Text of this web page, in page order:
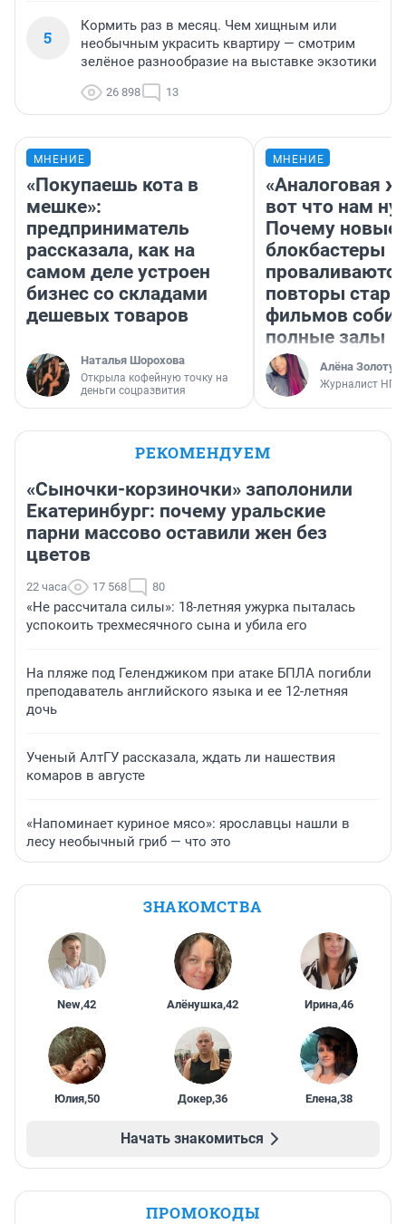
5
Кормить раз в месяц. Чем хищным или
необычным украсить квартиру — смотрим
зелёное разнообразие на выставке экзотики
26 898 13
МНЕНИЕ
«Покупаешь кота в
мешке»:
предприниматель
рассказала, как на
самом деле устроен
бизнес со складами
дешевых товаров
Наталья Шорохова
Открыла кофейную точку на
деньги соцразвития
МНЕНИЕ
«Аналоговая
вот что нам
Почему новые
блокбастеры
повторы
фильмов
полные залы
Алёна
Журналист НГС
РЕКОМЕНДУЕМ
«Сыночки-корзиночки» заполонили
Екатеринбург: почему уральские
парни массово оставили жен без
цветов
22 часа 17 568 80
«Не рассчитала силы»: 18-летняя ужурка пыталась
успокоить трехмесячного сына и убила его
На пляже под Геленджиком при атаке БПЛА погибли
преподаватель английского языка и ее 12-летняя
дочь
Ученый АлтГУ рассказала, ждать ли нашествия
комаров в августе
«Напоминает куриное мясо»: ярославцы нашли в
лесу необычный гриб — что это
ЗНАКОМСТВА
New,42 Алёнушка,42 Ирина,46
Юлия,50 Докер,36 Елена,38
Начать знакомиться
ПРОМОКОДЫ